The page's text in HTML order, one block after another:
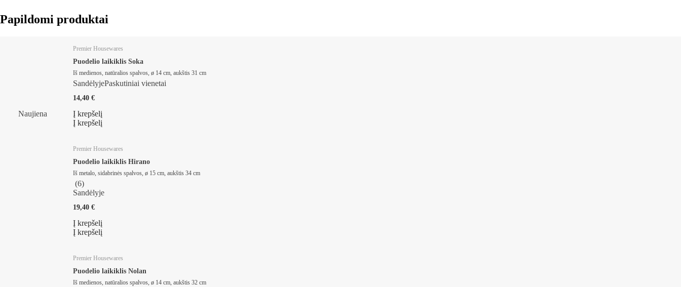
Papildomi produktai
Naujiena
Premier Housewares
Puodelio laikiklis Soka
Iš medienos, natūralios spalvos, ø 14 cm, aukštis 31 cm
SandėlyjePaskutiniai vienetai
14,40 €
Į krepšelį
Į krepšelį
Premier Housewares
Puodelio laikiklis Hirano
Iš metalo, sidabrinės spalvos, ø 15 cm, aukštis 34 cm
(6)
Sandėlyje
19,40 €
Į krepšelį
Į krepšelį
Premier Housewares
Puodelio laikiklis Nolan
Iš medienos, natūralios spalvos, ø 14 cm, aukštis 32 cm